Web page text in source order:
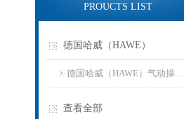
PROUCTS LIST
德国哈威（HAWE）
德国哈威（HAWE）气动操纵液压泵
查看全部